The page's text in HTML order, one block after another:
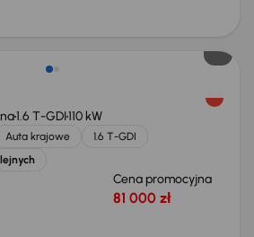
1.6 T-GDI110 kW
Auta krajowe
1.6 T-GDI
Cena promocyjna
81 000 zł